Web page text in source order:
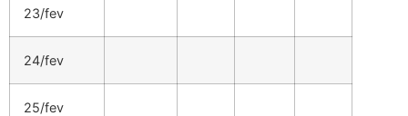
23/fev
24/fev
25/fev